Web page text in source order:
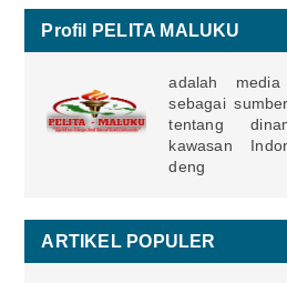
Profil PELITA MALUKU
adalah
sebagai
tentang
kawasan
deng
ARTIKEL POPULER